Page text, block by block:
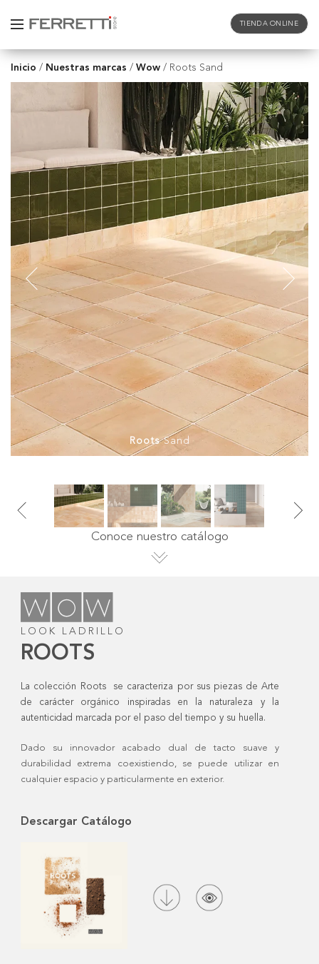
TIENDA ONLINE
Inicio / Nuestras marcas / Wow / Roots Sand
RootsSand
Conoce nuestro catálogo
Descargar Catálogo
LOOK LADRILLO
ROOTS
La colección Roots se caracteriza por sus piezas de Arte
de carácter orgánico inspiradas en la naturaleza y la
autenticidad marcada por el paso del tiempo y su huella.
Dado su innovador acabado dual de tacto suave y
durabilidad extrema coexistiendo, se puede utilizar en
cualquier espacio y particularmente en exterior.